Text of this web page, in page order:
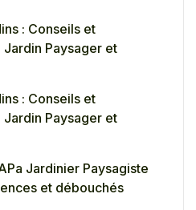
: Conseils et
Paysager et
: Conseils et
Paysager et
Jardinier Paysagiste
et débouchés